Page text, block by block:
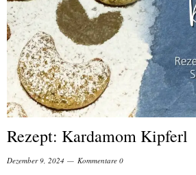
Rezept: Kardamom Kipferl
Dezember 9, 2024 Kommentare 0